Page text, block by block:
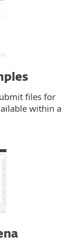
files for
within a